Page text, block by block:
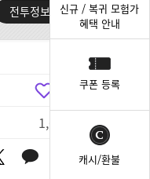
전투정보실
1,651
신규 / 복귀 모험가
혜택 안내
쿠폰 등록
캐시/환불